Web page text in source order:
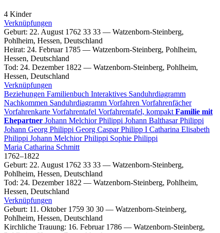
4 Kinder
Verknüpfungen
Geburt: 22. August 1762 33 33 — Watzenborn-Steinberg,
Pohlheim, Hessen, Deutschland
Heirat: 24. Februar 1785 — Watzenborn-Steinberg, Pohlheim,
Hessen, Deutschland
Tod: 24. Dezember 1822 — Watzenborn-Steinberg, Pohlheim,
Hessen, Deutschland
Verknüpfungen
Beziehungen Familienbuch Interaktives Sanduhrdiagramm
Nachkommen Sanduhrdiagramm Vorfahren Vorfahrenfächer
Vorfahrenkarte Vorfahrentafel Vorfahrentafel, kompakt Familie mit
Ehepartner Johann MelchiorPhilippi Johann BalthasarPhilippi
Johann Georg Philippi Georg CasparPhilipp I Catharina Elisabeth
Philippi Johann MelchiorPhilippi Sophie Philippi
Maria Catharina Schmitt
1762–1822
Geburt: 22. August 1762 33 33 — Watzenborn-Steinberg,
Pohlheim, Hessen, Deutschland
Tod: 24. Dezember 1822 — Watzenborn-Steinberg, Pohlheim,
Hessen, Deutschland
Verknüpfungen
Geburt: 11. Oktober 1759 30 30 — Watzenborn-Steinberg,
Pohlheim, Hessen, Deutschland
Kirchliche Trauung: 16. Februar 1786 — Watzenborn-Steinberg,